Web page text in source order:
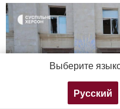
Продолжая
политикой
Согласен
Выберите
Русский